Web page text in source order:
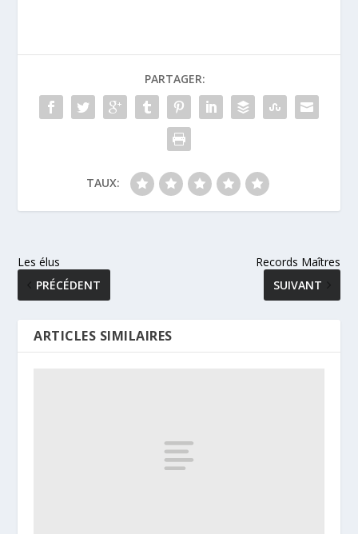
PARTAGER:
TAUX:
Les élus
PRÉCÉDENT
Records Maîtres
SUIVANT
ARTICLES SIMILAIRES